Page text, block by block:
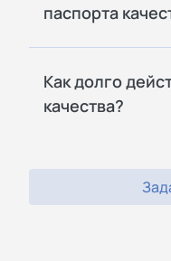
паспорта
Как долго
качества?